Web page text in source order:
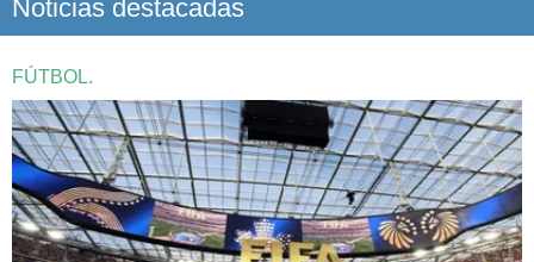
Noticias destacadas
FÚTBOL.